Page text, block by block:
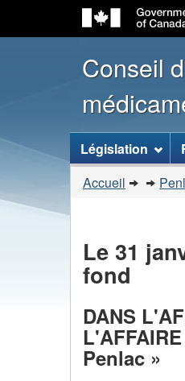
Conseil
Législation
�tes
Accueil
Le 31
fond
DANS
Penlac »